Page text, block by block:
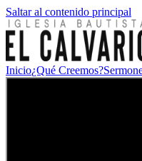
Saltar al contenido principal
Inicio¿Qué Creemos?